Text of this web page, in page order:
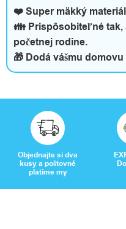
❤️ Super mäkký
👪 Prispôsobiteľné tak,
početnej rodine.
🎁 Dodá vášmu
Objednajte si dva
kusy a poštovné
platíme my